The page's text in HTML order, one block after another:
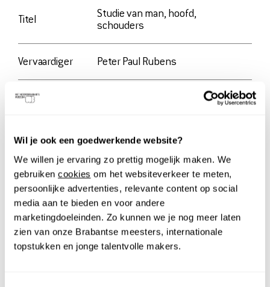
Wil je ook een goedwerkende website?
We willen je ervaring zo prettig mogelijk maken. We
gebruiken cookies om het websiteverkeer te meten,
persoonlijke advertenties, relevante content op social
media aan te bieden en voor andere
marketingdoeleinden. Zo kunnen we je nog meer laten
zien van onze Brabantse meesters, internationale
topstukken en jonge talentvolle makers.
Titel
Studie van man, hoofd,
schouders
Vervaardiger Peter Paul Rubens
Datum
Dit werk maakt deel uit van de langdurige bruikleen
van de JK Art Foundation.
ONTDEK MEER